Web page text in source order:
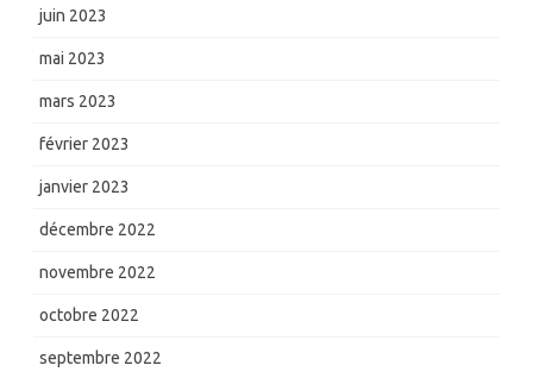
juin 2023
mai 2023
mars 2023
février 2023
janvier 2023
décembre 2022
novembre 2022
octobre 2022
septembre 2022